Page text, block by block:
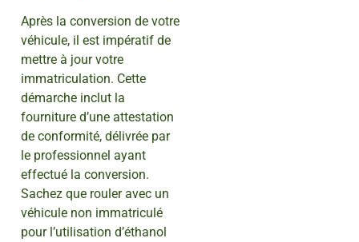
Après la conversion de votre
véhicule, il est impératif de
mettre à jour votre
immatriculation. Cette
démarche inclut la
fourniture d’une attestation
de conformité, délivrée par
le professionnel ayant
effectué la conversion.
Sachez que rouler avec un
véhicule non immatriculé
pour l’utilisation d’éthanol